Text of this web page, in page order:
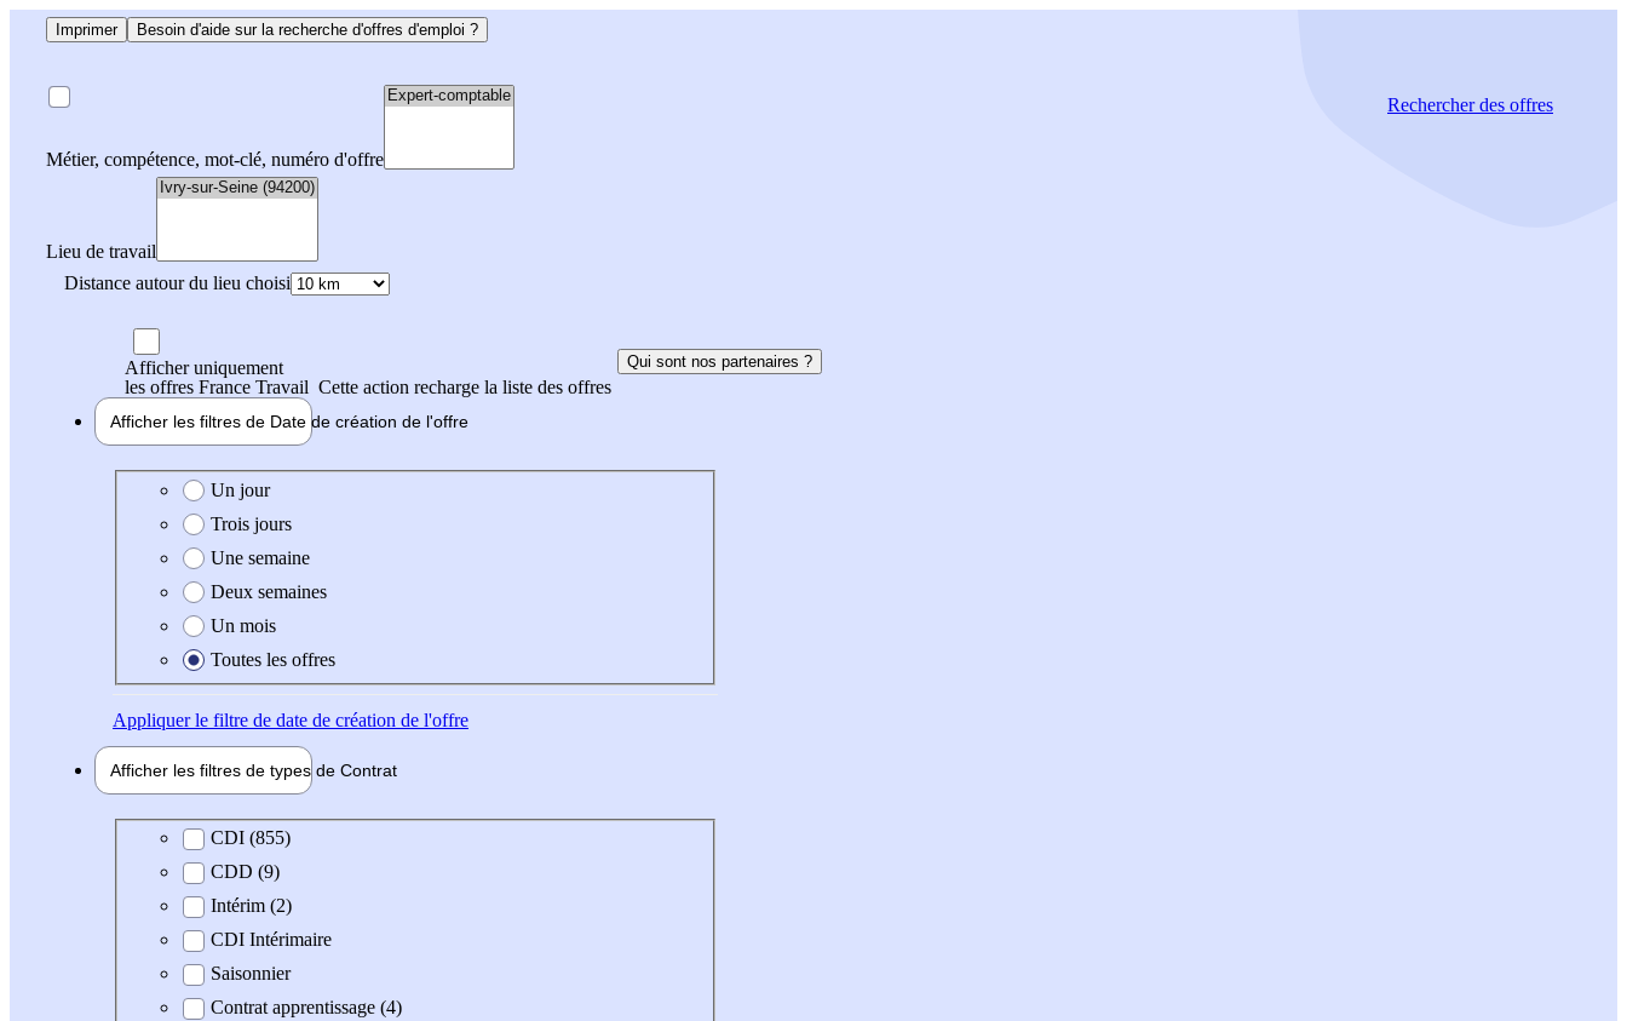
Imprimer Besoin d'aide sur la recherche d'offres d'emploi ?
Métier, compétence, mot-clé, numéro d'offre
Lieu de travail
Distance autour du lieu choisi
Rechercherdes offres
Afficher uniquement
les offres France Travail Cette action recharge la liste des offres
Qui sont nos partenaires ?
Afficher les filtres de Date de création de l'offre
Date de création de l'offre
Un jour
Trois jours
Une semaine
Deux semaines
Un mois
Toutes les offres
Appliquerle filtre de date de création de l'offre
Afficher les filtres de types de Contrat
Type de contratCDI (855)
CDD (9)
Intérim (2)
CDI Intérimaire
Saisonnier
Contrat apprentissage (4)